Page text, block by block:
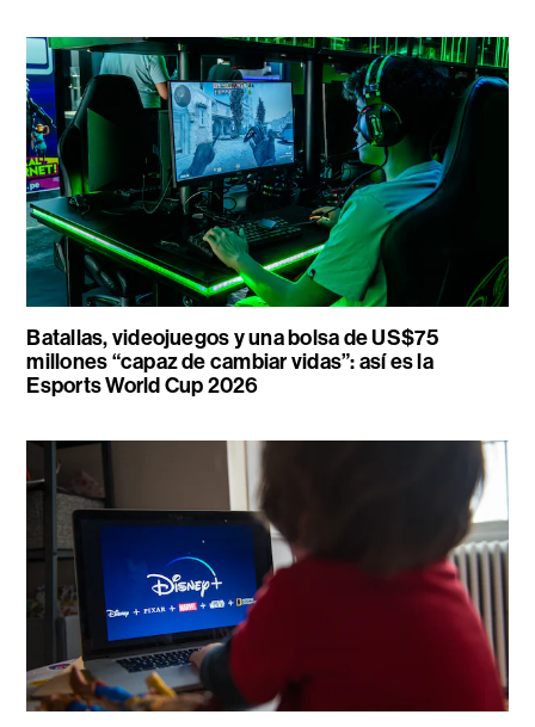
Batallas, videojuegos y una bolsa de US$75
millones “capaz de cambiar vidas”: así es la
Esports World Cup 2026